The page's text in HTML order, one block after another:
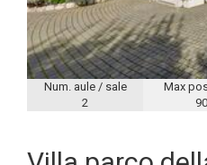
Num. aule / sale
2
Max
90